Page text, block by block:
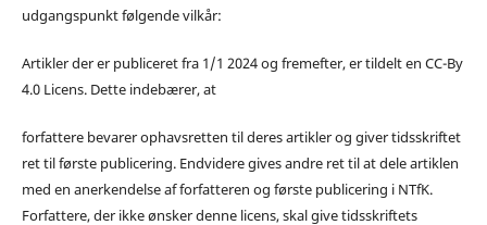
udgangspunkt følgende vilkår:
Artikler der er publiceret fra 1/1 2024 og fremefter, er tildelt en CC-By
4.0 Licens. Dette indebærer, at
forfattere bevarer ophavsretten til deres artikler og giver tidsskriftet
ret til første publicering. Endvidere gives andre ret til at dele artiklen
med en anerkendelse af forfatteren og første publicering i NTfK.
Forfattere, der ikke ønsker denne licens, skal give tidsskriftets